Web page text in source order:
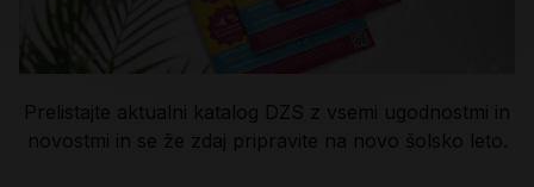
Prelistajte aktualni katalog DZS z vsemi ugodnostmi in
novostmi in se že zdaj pripravite na novo šolsko leto.